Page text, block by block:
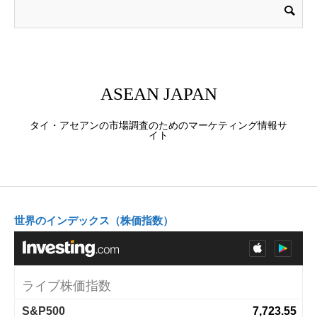
ASEAN JAPAN
タイ・アセアンの市場調査のためのマーケティング情報サ
イト
世界のインデックス（株価指数）